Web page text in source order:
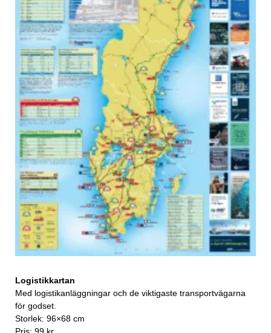
Logistikkartan
Med logistikanläggningar och de viktigaste transportvägarna
för godset.
Storlek: 96×68 cm